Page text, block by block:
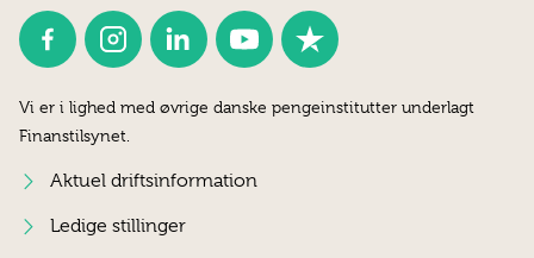
Vi er i lighed med øvrige danske pengeinstitutter underlagt
Finanstilsynet.
Aktuel driftsinformation
Ledige stillinger